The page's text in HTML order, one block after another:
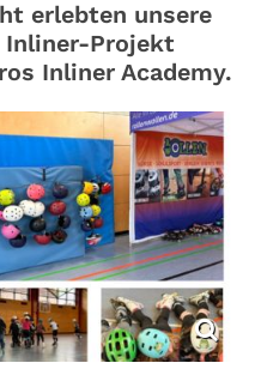
erlebten unsere
Inliner-Projekt
Inliner Academy.